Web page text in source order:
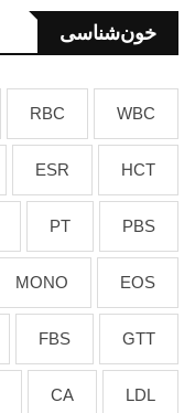
خون‌شناسی
WBC
RBC
HCT
ESR
PBS
PT
EOS
MONO
GTT
FBS
LDL
CA